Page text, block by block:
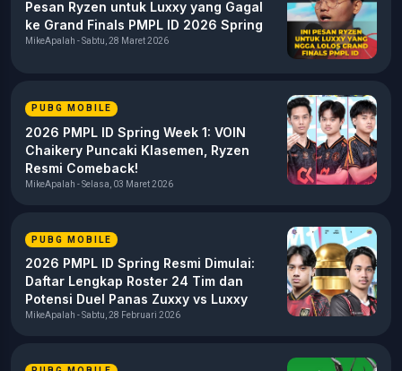
Pesan Ryzen untuk Luxxy yang Gagal
ke Grand Finals PMPL ID 2026 Spring
MikeApalah - Sabtu, 28 Maret 2026
PUBG MOBILE
2026 PMPL ID Spring Week 1: VOIN
Chaikery Puncaki Klasemen, Ryzen
Resmi Comeback!
MikeApalah - Selasa, 03 Maret 2026
PUBG MOBILE
2026 PMPL ID Spring Resmi Dimulai:
Daftar Lengkap Roster 24 Tim dan
Potensi Duel Panas Zuxxy vs Luxxy
MikeApalah - Sabtu, 28 Februari 2026